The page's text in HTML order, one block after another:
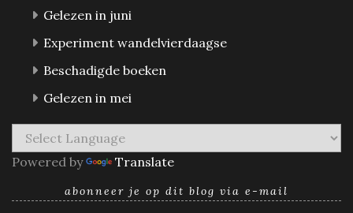
Gelezen in juni
Experiment wandelvierdaagse
Beschadigde boeken
Gelezen in mei
Powered by Translate
abonneer je op dit blog via e-mail